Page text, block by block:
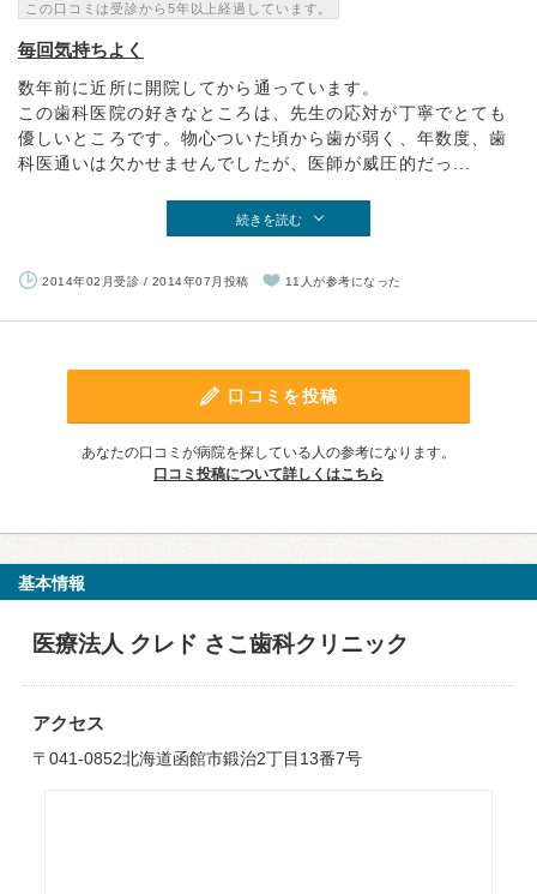
この口コミは受診から5年以上経過しています。
毎回気持ちよく
数年前に近所に開院してから通っています。
この歯科医院の好きなところは、先生の応対が丁寧でとても
優しいところです。物心ついた頃から歯が弱く、年数度、歯
科医通いは欠かせませんでしたが、医師が威圧的だっ...
続きを読む
2014年02月受診 / 2014年07月投稿 11人が参考になった
口コミを投稿
あなたの口コミが病院を探している人の参考になります。
口コミ投稿について詳しくはこちら
基本情報
医療法人 クレド さこ歯科クリニック
アクセス
〒041-0852北海道函館市鍛治2丁目13番7号